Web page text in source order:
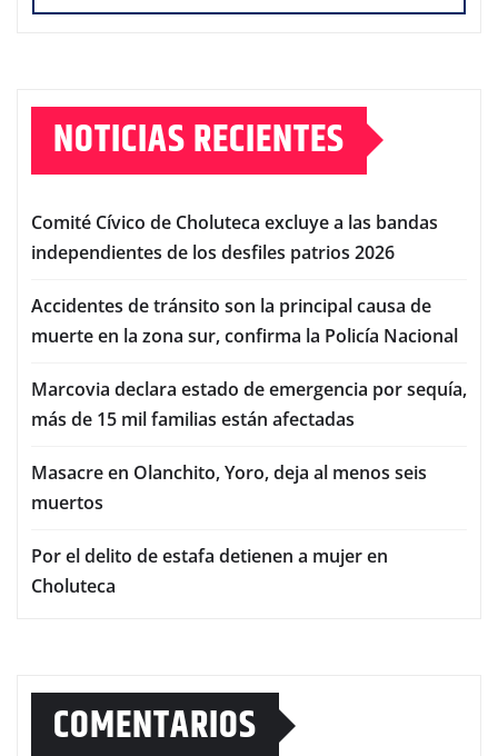
NOTICIAS RECIENTES
Comité Cívico de Choluteca excluye a las bandas
independientes de los desfiles patrios 2026
Accidentes de tránsito son la principal causa de
muerte en la zona sur, confirma la Policía Nacional
Marcovia declara estado de emergencia por sequía,
más de 15 mil familias están afectadas
Masacre en Olanchito, Yoro, deja al menos seis
muertos
Por el delito de estafa detienen a mujer en
Choluteca
COMENTARIOS